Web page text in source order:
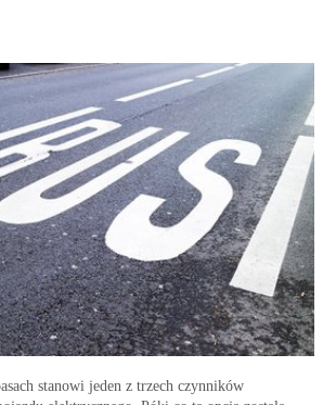
stanowi jeden z trzech czynników